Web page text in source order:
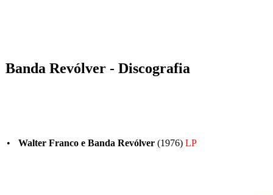
Banda Revólver - Discografia
• Walter Franco e Banda Revólver (1976) LP